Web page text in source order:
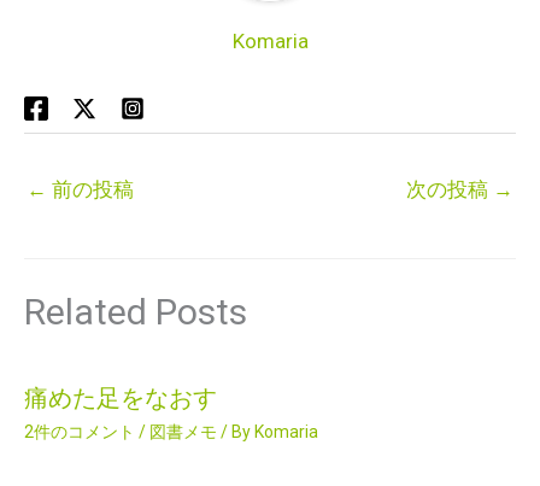
Komaria
← 前の投稿 次の投稿 →
Related Posts
痛めた足をなおす
2件のコメント / 図書メモ / By Komaria